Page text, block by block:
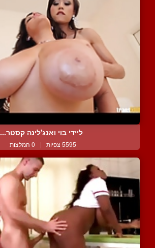
ליידי בוי ואנג'לינה קסטר...
5595 צפיות | 0 המלצות